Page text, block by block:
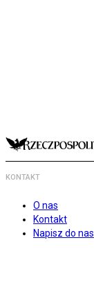
KONTAKT
O nas
Kontakt
Napisz do nas